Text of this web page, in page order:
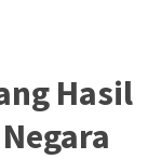
Hasil